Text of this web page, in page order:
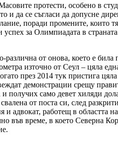
протести, особено в
да се съгласи да допусне
поради промените, които
за Олимпиадата в
от онова, което е била
източно от Сеул – цяла
през 2014 тук пристига
демонстрации срещу
само девет хиляди
от поста си, след
работещ в областта
време, в което Северна